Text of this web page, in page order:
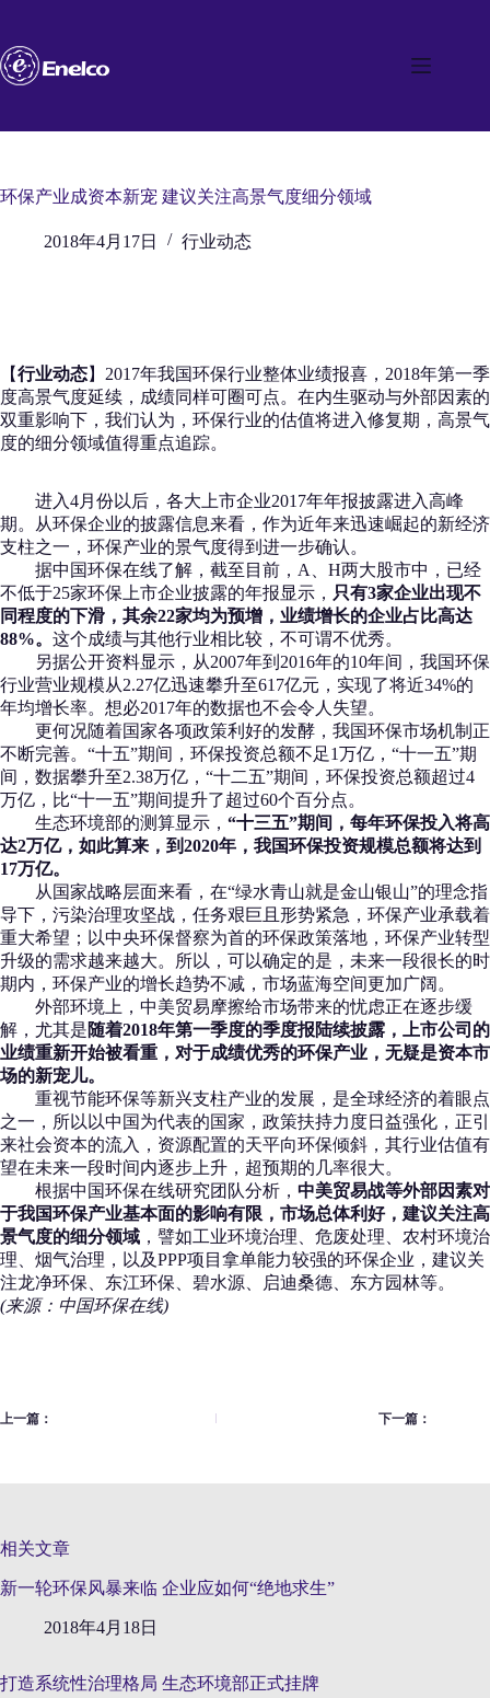
内
容
环保产业成资本新宠 建议关注高景气度细分领域
2018年4月17日 行业动态
【行业动态】2017年我国环保行业整体业绩报喜，2018年第一季
度高景气度延续，成绩同样可圈可点。在内生驱动与外部因素的
双重影响下，我们认为，环保行业的估值将进入修复期，高景气
度的细分领域值得重点追踪。
进入4月份以后，各大上市企业2017年年报披露进入高峰
期。从环保企业的披露信息来看，作为近年来迅速崛起的新经济
支柱之一，环保产业的景气度得到进一步确认。
据中国环保在线了解，截至目前，A、H两大股市中，已经
不低于25家环保上市企业披露的年报显示， 只有3家企业出现不
同程度的下滑，其余22家均为预增，业绩增长的企业占比高达
88%。 这个成绩与其他行业相比较，不可谓不优秀。
另据公开资料显示，从2007年到2016年的10年间，我国环保
行业营业规模从2.27亿迅速攀升至617亿元，实现了将近34%的
年均增长率。想必2017年的数据也不会令人失望。
更何况随着国家各项政策利好的发酵，我国环保市场机制正
不断完善。“十五”期间，环保投资总额不足1万亿，“十一五”期
间，数据攀升至2.38万亿，“十二五”期间，环保投资总额超过4
万亿，比“十一五”期间提升了超过60个百分点。
生态环境部的测算显示， “十三五”期间，每年环保投入将高
达2万亿，如此算来，到2020年，我国环保投资规模总额将达到
17万亿。
从国家战略层面来看，在“绿水青山就是金山银山”的理念指
导下，污染治理攻坚战，任务艰巨且形势紧急，环保产业承载着
重大希望；以中央环保督察为首的环保政策落地，环保产业转型
升级的需求越来越大。所以，可以确定的是，未来一段很长的时
期内，环保产业的增长趋势不减，市场蓝海空间更加广阔。
外部环境上，中美贸易摩擦给市场带来的忧虑正在逐步缓
解，尤其是随着2018年第一季度的季度报陆续披露，上市公司的
业绩重新开始被看重，对于成绩优秀的环保产业，无疑是资本市
场的新宠儿。
重视节能环保等新兴支柱产业的发展，是全球经济的着眼点
之一，所以以中国为代表的国家，政策扶持力度日益强化，正引
来社会资本的流入，资源配置的天平向环保倾斜，其行业估值有
望在未来一段时间内逐步上升，超预期的几率很大。
根据中国环保在线研究团队分析， 中美贸易战等外部因素对
于我国环保产业基本面的影响有限，市场总体利好，建议关注高
景气度的细分领域 ，譬如工业环境治理、危废处理、农村环境治
理、烟气治理，以及PPP项目拿单能力较强的环保企业，建议关
注龙净环保、东江环保、碧水源、启迪桑德、东方园林等。
(来源：中国环保在线)
上一篇： 下一篇：
相关文章
新一轮环保风暴来临 企业应如何“绝地求生”
2018年4月18日
打造系统性治理格局 生态环境部正式挂牌